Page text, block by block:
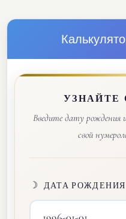
УЗНАЙТЕ
Введите дату рождения
свой
☽ ДАТА РОЖДЕНИЯ